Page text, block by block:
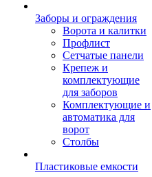
Заборы и ограждения
Ворота и калитки
Профлист
Сетчатые панели
Крепеж и
комплектующие
для заборов
Комплектующие и
автоматика для
ворот
Столбы
Пластиковые емкости